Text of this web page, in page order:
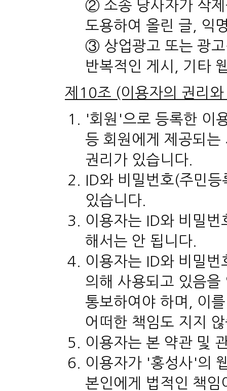
② 소송 당사자가 삭제
도용하여 올린 글, 익
③ 상업광고 또는 광
반복적인 게시, 기타
제10조 (이용자의 권리
'회원'으로 등록한 이
등 회원에게 제공되
권리가 있습니다.
ID와 비밀번호(주민
있습니다.
이용자는 ID와 비밀
해서는 안 됩니다.
이용자는 ID와 비밀
의해 사용되고 있음
통보하여야 하며, 이
어떠한 책임도 지지
이용자는 본 약관 및
이용자가 '홍성사'의
본인에게 법적인 책